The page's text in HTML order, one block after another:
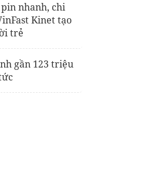
nhanh, chi
Kinet tạo
trẻ
gần 123 triệu